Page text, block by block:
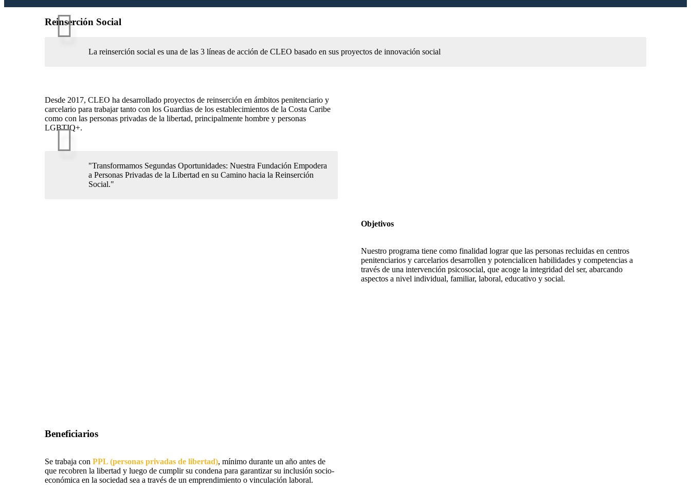
Reinserción Social
La reinserción social es una de las 3 líneas de acción de CLEO basado en sus proyectos de innovación social
Desde 2017, CLEO ha desarrollado proyectos de reinserción en ámbitos penitenciario y
carcelario para trabajar tanto con los Guardias de los establecimientos de la Costa Caribe
como con las personas privadas de la libertad, principalmente hombre y personas
LGBTIQ+.
"Transformamos Segundas Oportunidades: Nuestra Fundación Empodera
a Personas Privadas de la Libertad en su Camino hacia la Reinserción
Social."
Objetivos
Nuestro programa tiene como finalidad lograr que las personas recluidas en centros
penitenciarios y carcelarios desarrollen y potencialicen habilidades y competencias a
través de una intervención psicosocial, que acoge la integridad del ser, abarcando
aspectos a nivel individual, familiar, laboral, educativo y social.
Beneficiarios
Se trabaja con PPL (personas privadas de libertad), mínimo durante un año antes de
que recobren la libertad y luego de cumplir su condena para garantizar su inclusión socio-
económica en la sociedad sea a través de un emprendimiento o vinculación laboral.